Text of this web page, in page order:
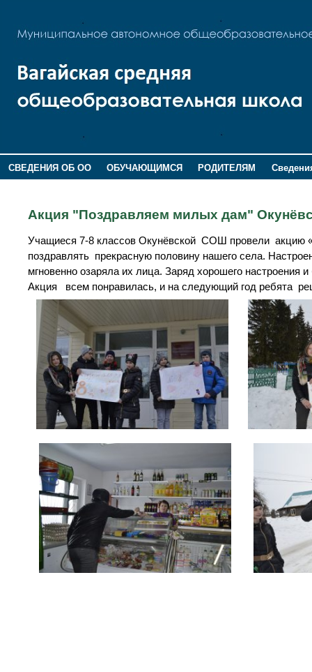
СВЕДЕНИЯ ОБ ОО ОБУЧАЮЩИМСЯ РОДИТЕЛЯМ
Акция "Поздравляем милых дам"
Учащиеся 7-8 классов Окунёвской СОШ провели акцию
поздравлять прекрасную половину нашего села.
мгновенно озаряла их лица. Заряд хорошего настроения
Акция всем понравилась, и на следующий год ребята